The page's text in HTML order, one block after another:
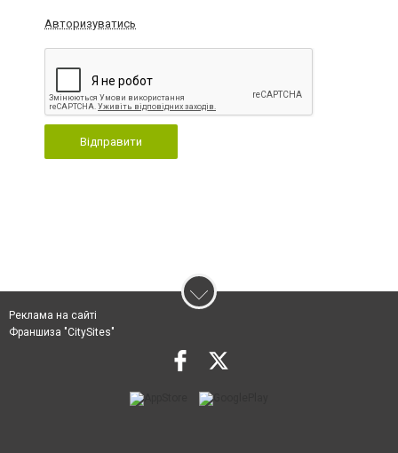
Авторизуватись
Відправити
Реклама на сайті
Франшиза "CitySites"